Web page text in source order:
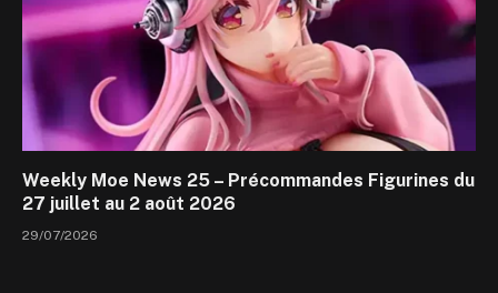
Weekly Moe News 25 – Précommandes Figurines du
27 juillet au 2 août 2026
29/07/2026